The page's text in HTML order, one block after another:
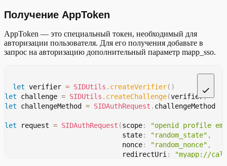
Получение AppToken
AppToken — это специальный токен, необходимый для
авторизации пользователя. Для его получения добавьте в
запрос на авторизацию дополнительный параметр mapp_sso.
let verifier = SIDUtils . createVerifier( )
let challenge = SIDUtils . createChallenge(verifier)
let challengeMethod = SIDAuthRequest . challengeMethod
let request = SIDAuthRequest (scope:
"openid profile
                             state
: "random_state" ,
                             nonce
: "random_nonce" ,
                             redirectUri
:
"myapp://